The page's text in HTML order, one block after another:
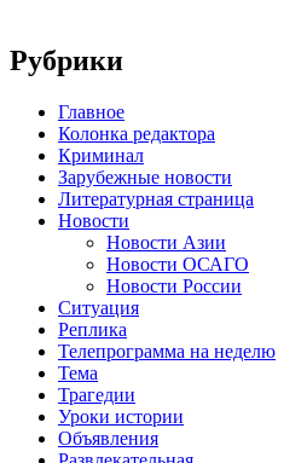
Рубрики
Главное
Колонка редактора
Криминал
Зарубежные новости
Литературная страница
Новости
Новости Азии
Новости ОСАГО
Новости России
Ситуация
Реплика
Телепрограмма на неделю
Тема
Трагедии
Уроки истории
Объявления